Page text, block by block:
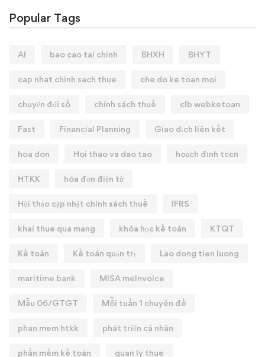
Popular Tags
AI bao cao tai chinh BHXH BHYT
cap nhat chinh sach thue che do ke toan moi
chuyển đổi số chính sách thuế clb webketoan
Fast Financial Planning Giao dịch liên kết
hoa don Hoi thao va dao tao hoạch định tccn
HTKK hóa đơn điện tử
Hội thảo cập nhật chính sách thuế IFRS
khai thue qua mang khóa học kế toán KTQT
Kế toán Kế toán quản trị Lao dong tien luong
maritime bank MISA meInvoice
Mẫu 06/GTGT Mỗi tuần 1 chuyên đề
phan mem htkk phát triển cá nhân
phần mềm kế toán quan ly thue